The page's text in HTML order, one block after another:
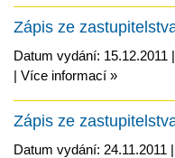
Zápis ze
Datum vydání: 15.12.2011 |
| Více informací »
Zápis ze
Datum vydání: 24.11.2011 |